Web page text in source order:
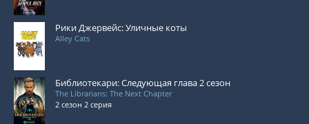
Рики Джервейс: Уличные коты
Alley Cats
Библиотекари: Следующая глава 2 сезон
The Librarians: The Next Chapter
2 сезон 2 серия